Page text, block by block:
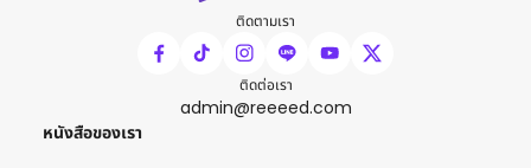
ติดตามเรา
ติดต่อเรา
admin@reeeed.com
หนังสือของเรา